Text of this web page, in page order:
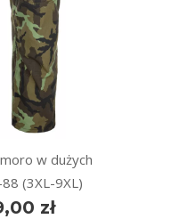
w dużych
(3XL-9XL)
zł